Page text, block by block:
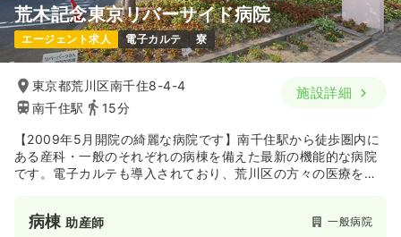
荒木記念東京リバーサイド病院
エージェント求人 電子カルテ 寮
東京都荒川区南千住8-4-4
南千住駅
15分
施設詳細
【2009年5月開院の綺麗な病院です】南千住駅から徒歩圏内に
ある産科・一般のそれぞれの病棟を備えた最新の機能的な病院
です。電子カルテも導入されており、荒川区の方々の医療を支
病棟助産師 一般病院